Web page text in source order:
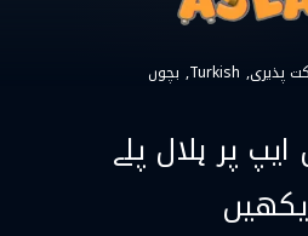
پذیری Turkish بچوں
ایپ پر ہلال پلے